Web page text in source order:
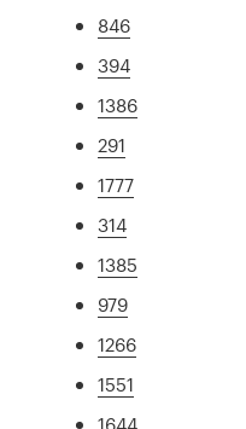
846
394
1386
291
1777
314
1385
979
1266
1551
1644